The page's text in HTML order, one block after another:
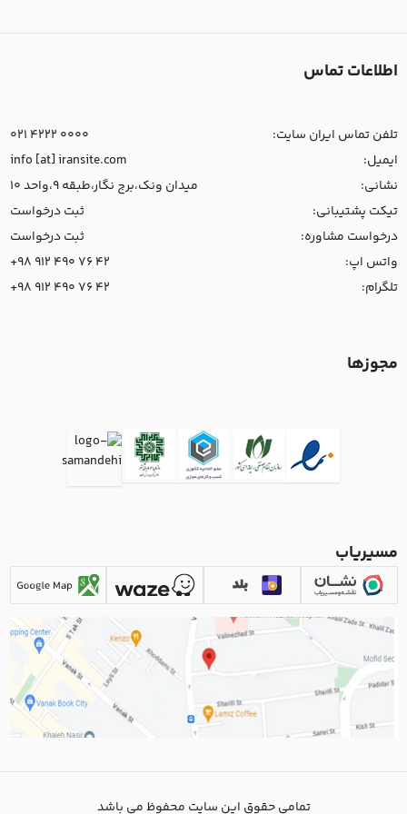
اطلاعات تماس
تلفن تماس ایران سایت:
021 4222 0000
ایمیل:
info [at] iransite.com
نشانی:
میدان ونک،برج نگار،طبقه 9،واحد 10
تیکت پشتیبانی:
ثبت درخواست
درخواست مشاوره:
ثبت درخواست
واتس اپ:
+98 912 490 76 42
تلگرام:
+98 912 490 76 42
مجوزها
مسیریاب
تمامی حقوق این سایت محفوظ می باشد